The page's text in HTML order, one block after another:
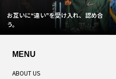
お互いに“違い”を受け入れ、認め合
う。
MENU
ABOUT US